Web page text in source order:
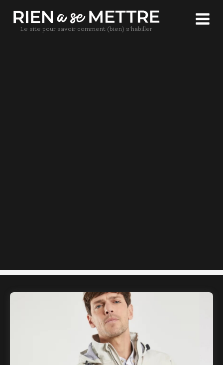
Le site pour savoir comment (bien) s'habiller